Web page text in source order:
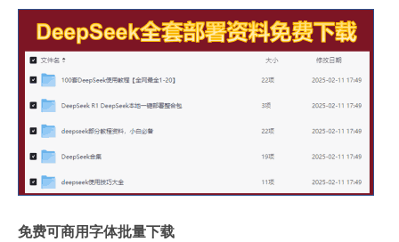
免费可商用字体批量下载